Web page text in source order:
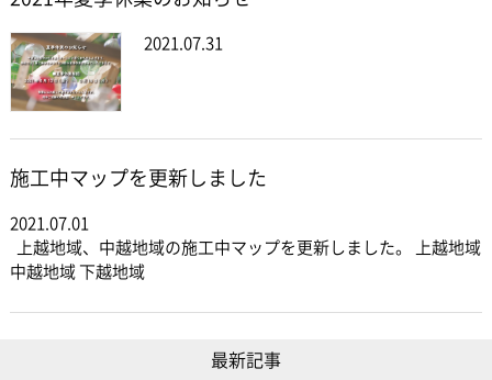
2021.07.31
施工中マップを更新しました
2021.07.01
上越地域、中越地域の施工中マップを更新しました。 上越地域
中越地域 下越地域
最新記事